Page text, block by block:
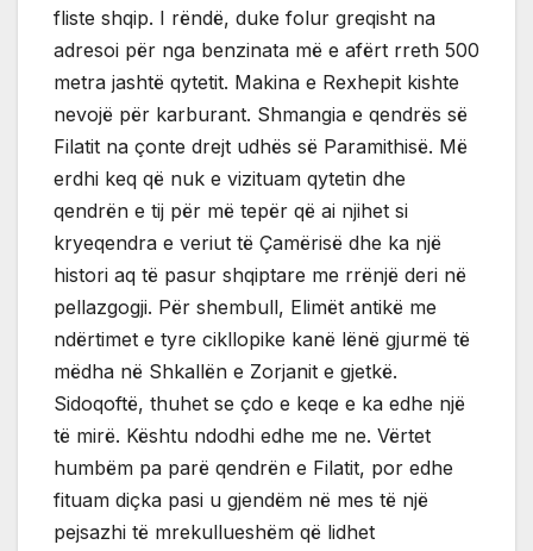
fliste shqip. I rëndë, duke folur greqisht na
adresoi për nga benzinata më e afërt rreth 500
metra jashtë qytetit. Makina e Rexhepit kishte
nevojë për karburant. Shmangia e qendrës së
Filatit na çonte drejt udhës së Paramithisë. Më
erdhi keq që nuk e vizituam qytetin dhe
qendrën e tij për më tepër që ai njihet si
kryeqendra e veriut të Çamërisë dhe ka një
histori aq të pasur shqiptare me rrënjë deri në
pellazgogji. Për shembull, Elimët antikë me
ndërtimet e tyre cikllopike kanë lënë gjurmë të
mëdha në Shkallën e Zorjanit e gjetkë.
Sidoqoftë, thuhet se çdo e keqe e ka edhe një
të mirë. Kështu ndodhi edhe me ne. Vërtet
humbëm pa parë qendrën e Filatit, por edhe
fituam diçka pasi u gjendëm në mes të një
pejsazhi të mrekullueshëm që lidhet